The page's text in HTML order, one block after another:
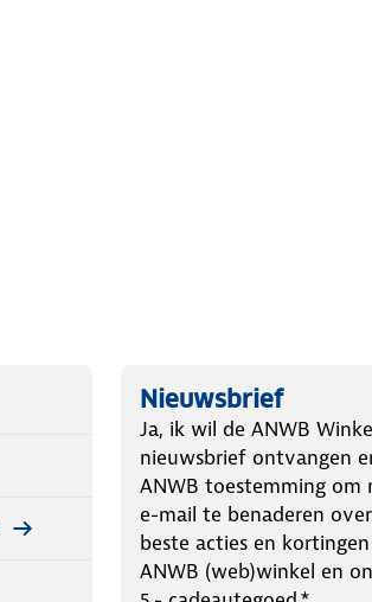
Nieuwsbrief
Ja, ik wil de ANWB
nieuwsbrief ontvangen
ANWB toestemming om
e-mail te benaderen
beste acties en
ANWB (web)winkel en